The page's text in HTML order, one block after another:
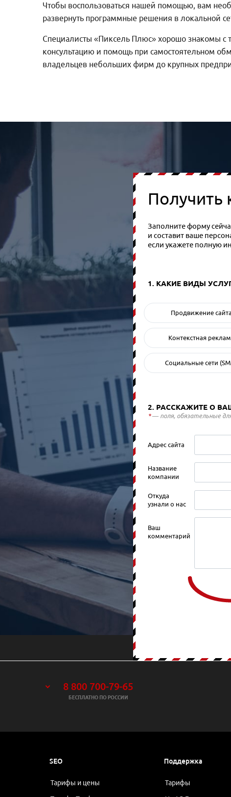
Чтобы воспользоваться нашей помощью, вам
развернуть программные решения в локальной
Специалисты «Пиксель Плюс» хорошо знакомы с
консультацию и помощь при самостоятельном
владельцев небольших фирм до крупных
Получить
Заполните форму
и составит ваше
если укажете полную
1. КАКИЕ ВИДЫ
Продвижение сайта
Контекстная
Социальные сети
2. РАССКАЖИТЕ О
*— поля, обязательные
Адрес сайта
Название
компании
Откуда
узнали о нас
Ваш
комментарий
8 800 700-79-65
БЕСПЛАТНО ПО РОССИИ
SEO
Тарифы и цены
Поддержка
Тарифы